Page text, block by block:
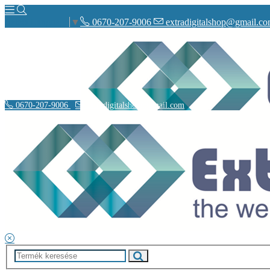
▼ 0670-207-9006
Rólunk
Elérhetőségeink
Vásárlás
Szállítás
Adatvédelmi nyilatkozat
Á.SZ.F.
0670-207-9006 extradigitalshop@gmail.com